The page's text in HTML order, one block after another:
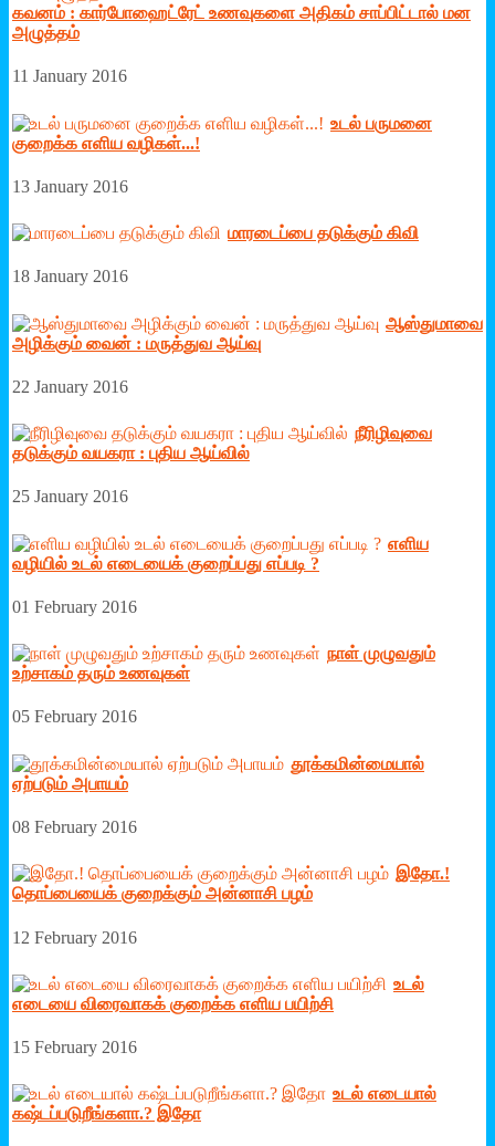
கவனம் : கார்போஹைட்ரேட் உணவுகளை அதிகம் சாப்பிட்டால் மன
அழுத்தம்
11 January 2016
உடல் பருமனை
குறைக்க எ‌ளிய வழிகள்...!
13 January 2016
மாரடைப்பை தடுக்கும் கிவி
18 January 2016
ஆஸ்துமாவை
அழிக்கும் வைன் : மருத்துவ ஆய்வு
22 January 2016
நீரிழிவுவை
தடுக்கும் வயகரா : புதிய ஆய்வில்
25 January 2016
எளிய
வழியில் உடல் எடையைக் குறைப்பது எப்படி ?
01 February 2016
நாள் முழுவதும்
உற்சாகம் தரும் உணவுகள்
05 February 2016
தூக்கமின்மையால்
ஏற்படும் அபாயம்
08 February 2016
இதோ.!
தொப்பையைக் குறைக்கும் அன்னாசி பழம்
12 February 2016
உடல்
எடையை விரைவாகக் குறைக்க எளிய பயிற்சி
15 February 2016
உடல் எடையால்
கஷ்டப்படுறீங்களா.? இதோ